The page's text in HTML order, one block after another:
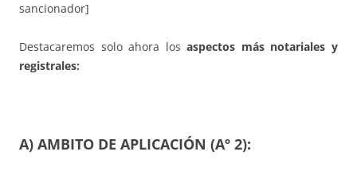
sancionador]
Destacaremos solo ahora losaspectos más notariales y
registrales:
A) AMBITO DE APLICACIÓN (Aº 2):